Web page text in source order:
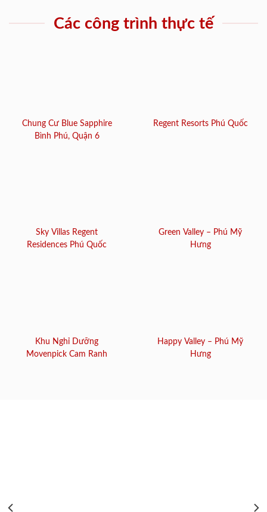
Các công trình thực tế
Chung Cư Blue Sapphire
Bình Phú, Quận 6
Regent Resorts Phú Quốc
Sky Villas Regent
Residences Phú Quốc
Green Valley – Phú Mỹ
Hưng
Khu Nghỉ Dưỡng
Movenpick Cam Ranh
Happy Valley – Phú Mỹ
Hưng